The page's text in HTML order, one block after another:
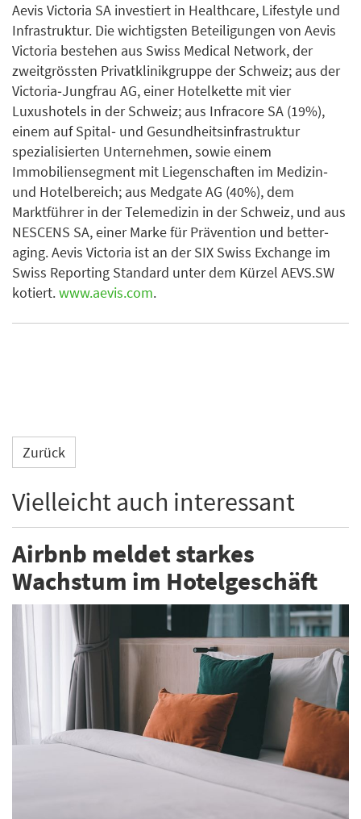
Aevis Victoria SA investiert in Healthcare, Lifestyle und
Infrastruktur. Die wichtigsten Beteiligungen von Aevis
Victoria bestehen aus Swiss Medical Network, der
zweitgrössten Privatklinikgruppe der Schweiz; aus der
Victoria‐Jungfrau AG, einer Hotelkette mit vier
Luxushotels in der Schweiz; aus Infracore SA (19%),
einem auf Spital‐ und Gesundheitsinfrastruktur
spezialisierten Unternehmen, sowie einem
Immobiliensegment mit Liegenschaften im Medizin‐
und Hotelbereich; aus Medgate AG (40%), dem
Marktführer in der Telemedizin in der Schweiz, und aus
NESCENS SA, einer Marke für Prävention und better‐
aging. Aevis Victoria ist an der SIX Swiss Exchange im
Swiss Reporting Standard unter dem Kürzel AEVS.SW
kotiert.www.aevis.com.
Zurück
Vielleicht auch interessant
Airbnb meldet starkes
Wachstum im Hotelgeschäft